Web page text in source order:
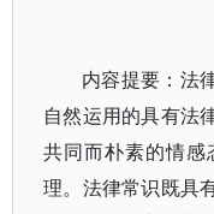
内容提要：法
自然运用的具有法
共同而朴素的情
理。法律常识既具